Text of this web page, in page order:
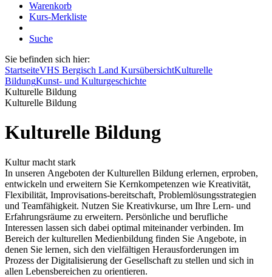
Warenkorb
Kurs-Merkliste
Suche
Sie befinden sich hier:
StartseiteVHS Bergisch Land KursübersichtKulturelle
BildungKunst- und Kulturgeschichte
Kulturelle Bildung
Kulturelle Bildung
Kulturelle Bildung
Kultur macht stark
In unseren Angeboten der Kulturellen Bildung erlernen, erproben,
entwickeln und erweitern Sie Kernkompetenzen wie Kreativität,
Flexibilität, Improvisations-bereitschaft, Problemlösungsstrategien
und Teamfähigkeit. Nutzen Sie Kreativkurse, um Ihre Lern- und
Erfahrungsräume zu erweitern. Persönliche und berufliche
Interessen lassen sich dabei optimal miteinander verbinden. Im
Bereich der kulturellen Medienbildung finden Sie Angebote, in
denen Sie lernen, sich den vielfältigen Herausforderungen im
Prozess der Digitalisierung der Gesellschaft zu stellen und sich in
allen Lebensbereichen zu orientieren.